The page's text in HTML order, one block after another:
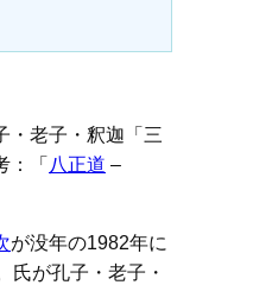
・老子・釈迦「三
：「八正道 –
が没年の1982年に
氏が孔子・老子・